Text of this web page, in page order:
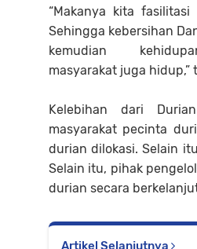
“Makanya kita
Sehingga kebersihan
kemudian
masyarakat juga hidup,”
Kelebihan dari
masyarakat pecinta
durian dilokasi. Selain
Selain itu, pihak
durian secara
Artikel Selanjutnya